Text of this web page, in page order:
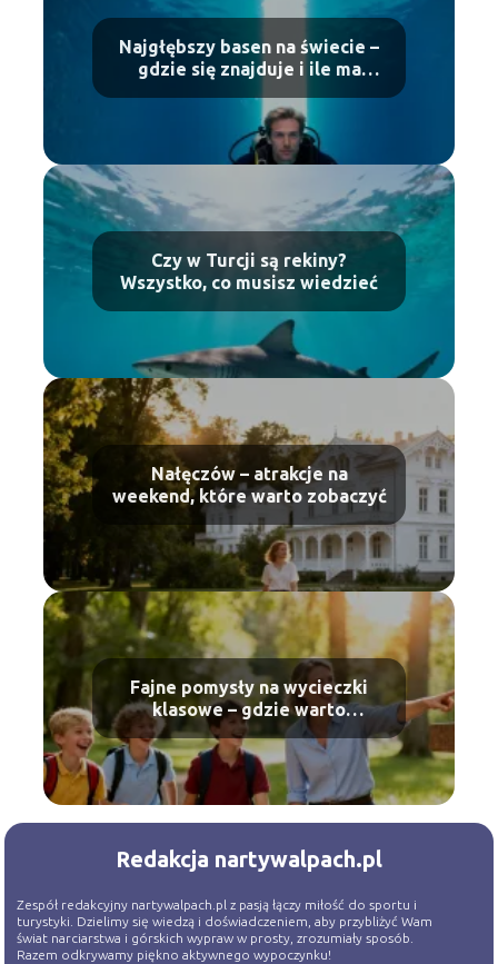
Najgłębszy basen na świecie –
gdzie się znajduje i ile ma
Czy w Turcji są rekiny?
Wszystko, co musisz wiedzieć
Nałęczów – atrakcje na
weekend, które warto zobaczyć
Fajne pomysły na wycieczki
klasowe – gdzie warto
pojechać?
Redakcja nartywalpach.pl
Zespół redakcyjny nartywalpach.pl z pasją łączy miłość do sportu i
turystyki. Dzielimy się wiedzą i doświadczeniem, aby przybliżyć Wam
świat narciarstwa i górskich wypraw w prosty, zrozumiały sposób.
Razem odkrywamy piękno aktywnego wypoczynku!